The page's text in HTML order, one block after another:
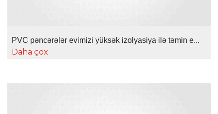
PVC pəncərələr evimizi yüksək izolyasiya ilə təmin e...
Daha çox